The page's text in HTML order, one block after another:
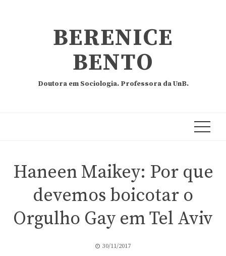
BERENICE
BENTO
Doutora em Sociologia. Professora da UnB.
Haneen Maikey: Por que
devemos boicotar o
Orgulho Gay em Tel Aviv
30/11/2017